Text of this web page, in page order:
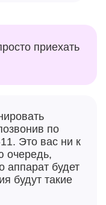
приехать
по
Это вас ни к
очередь,
аппарат будет
будут такие